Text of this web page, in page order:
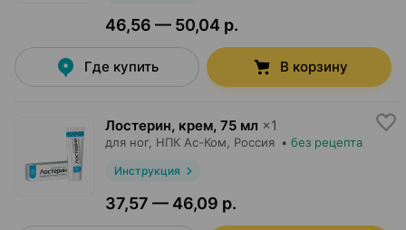
46,56 — 50,04 р.
Где купить В корзину
Лостерин, крем, 75 мл ×1
для ног, НПК Ас-Ком , Россия • без рецепта
Инструкция
37,57 — 46,09 р.